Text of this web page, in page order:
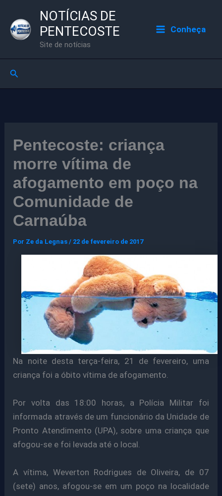
para
NOTÍCIAS DE
PENTECOSTE
Site de notícias
Conheça
Pesquisar
Pentecoste: criança
morre vítima de
afogamento em poço na
Comunidade de
Carnaúba
Por Ze da Legnas/ 22 de fevereiro de 2017
Na noite desta terça-feira, 21 de fevereiro, uma
criança foi a óbito vítima de afogamento.
Por volta das 18:00 horas, a Polícia Militar foi
informada através de um funcionário da Unidade de
Pronto Atendimento (UPA), sobre uma criança que
afogou-se e foi levada até o local.
A vítima, Weverton Rodrigues de Oliveira, de 07
(sete) anos, afogou-se em um poço na localidade